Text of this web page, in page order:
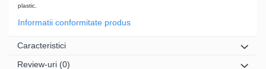
plastic.
Informatii conformitate produs
Caracteristici
Review-uri (0)